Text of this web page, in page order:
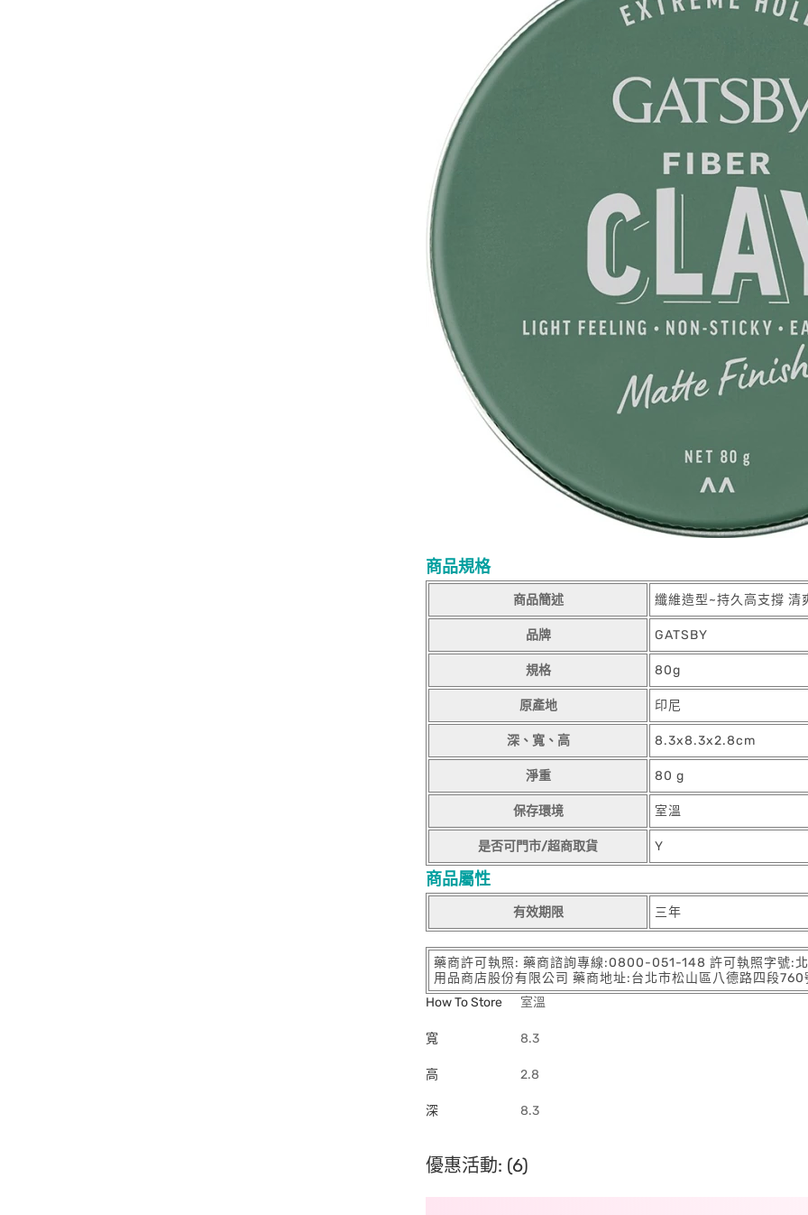
商品規格
商品簡述 纖維造型~持久高支撐 清
品牌 GATSBY
規格 80g
原產地 印尼
深、寬、高 8.3x8.3x2.8cm
淨重 80 g
保存環境 室溫
是否可門市/超商取貨 Y
商品屬性
有效期限 三年
藥商許可執照: 藥商諮詢專線:0800-051-148 許可執照字號:
用品商店股份有限公司 藥商地址:台北市松山區八德路四段
How To Store
室溫
寬 8.3
高 2.8
深 8.3
優惠活動: (6)